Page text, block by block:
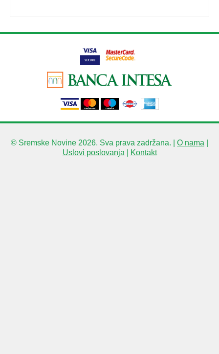
© Sremske Novine 2026. Sva prava zadržana. | O nama
Uslovi poslovanja
Kontakt